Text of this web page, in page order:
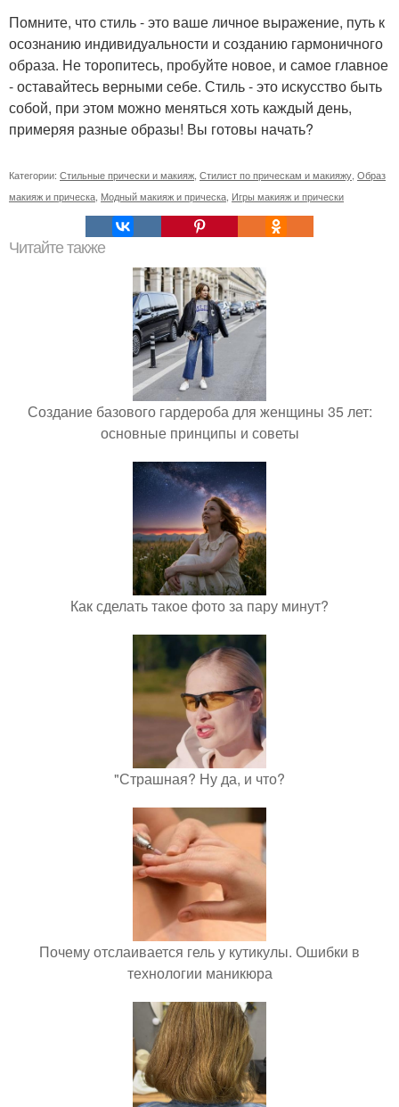
Помните, что стиль - это ваше личное выражение, путь к
осознанию индивидуальности и созданию гармоничного
образа. Не торопитесь, пробуйте новое, и самое главное
- оставайтесь верными себе. Стиль - это искусство быть
собой, при этом можно меняться хоть каждый день,
примеряя разные образы! Вы готовы начать?
Категории: Стильные прически и макияж Стилист по прическам и макияжу Образ
макияж и прическа Модный макияж и прическа Игры макияж и прически
Читайте также
Создание базового гардероба для женщины 35 лет:
основные принципы и советы
Как сделать такое фото за пару минут?
"Страшная? Ну да, и что?
Почему отслаивается гель у кутикулы. Ошибки в
технологии маникюра